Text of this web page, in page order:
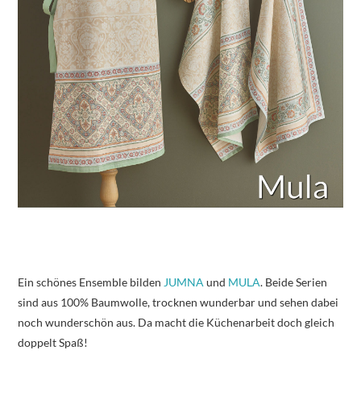
Ein schönes Ensemble bilden JUMNA und MULA. Beide Serien
sind aus 100% Baumwolle, trocknen wunderbar und sehen dabei
noch wunderschön aus. Da macht die Küchenarbeit doch gleich
doppelt Spaß!